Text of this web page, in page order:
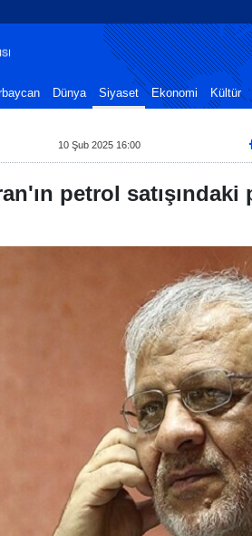
Dünya Siyaset Ekonomi Kültür
10 Şub 2025 16:00
petrol satışındaki